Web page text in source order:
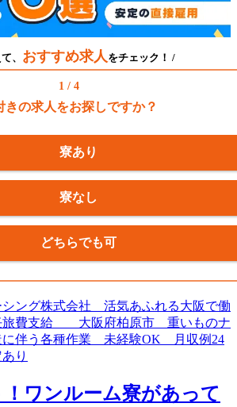
、 おすすめ求人 をチェック！ /
1 / 4
きの求人をお探しですか？
寮あり
寮なし
どちらでも可
ワンルーム寮があって